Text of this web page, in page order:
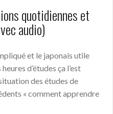
quotidiennes et
audio)
et le japonais utile
d’études ça l’est
des études de
« comment apprendre